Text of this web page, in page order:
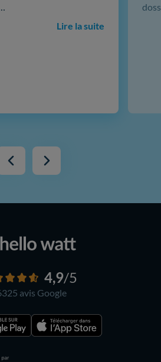
Lire la suite
4,9/5
avis Google